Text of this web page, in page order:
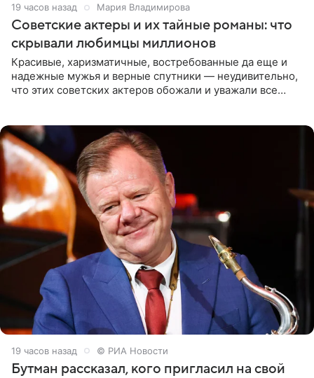
19 часов назад Мария Владимирова
Советские актеры и их тайные романы: что
скрывали любимцы миллионов
Красивые, харизматичные, востребованные да еще и
надежные мужья и верные спутники — неудивительно,
что этих советских актеров обожали и уважали все
19 часов назад © РИА Новости
Бутман рассказал, кого пригласил на свой